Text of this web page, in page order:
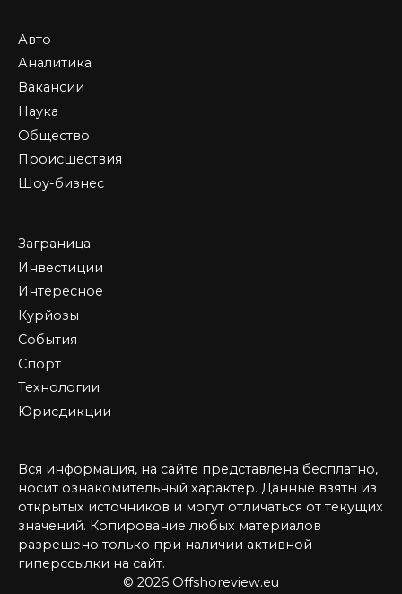
Авто
Аналитика
Вакансии
Наука
Общество
Происшествия
Шоу-бизнес
Заграница
Инвестиции
Интересное
Курйозы
События
Спорт
Технологии
Юрисдикции
Вся информация, на сайте представлена бесплатно,
носит ознакомительный характер. Данные взяты из
открытых источников и могут отличаться от текущих
значений. Копирование любых материалов
разрешено только при наличии активной
гиперссылки на сайт.
© 2026 Offshoreview.eu